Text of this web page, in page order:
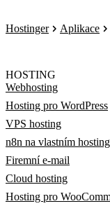
Hostinger Aplikace
HOSTING
Webhosting
Hosting pro WordPress
VPS hosting
n8n na vlastním
Firemní e-mail
Cloud hosting
Hosting pro